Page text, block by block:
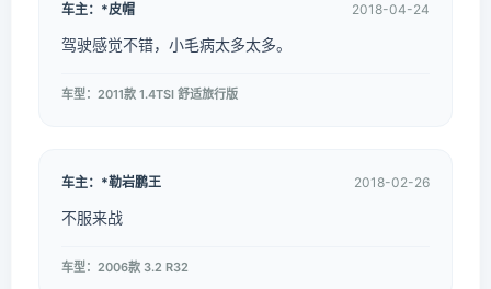
车主：*皮帽 2018-04-24
驾驶感觉不错，小毛病太多太多。
车型：2011款 1.4TSI 舒适旅行版
车主：*勒岩鹏王 2018-02-26
不服来战
车型：2006款 3.2 R32